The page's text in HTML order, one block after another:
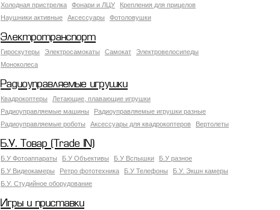
Холодная пристрелка
Фонари и ЛЦУ
Крепления для прицелов
Наушники активные
Аксессуары Фотоловушки
Электротранспорт
Гироскутеры Электросамокаты Самокат
Электровелосипеды
Моноколеса
Радиоуправляемые игрушки
Квадрокоптеры
Летающие, плавающие игрушки
Радиоуправляемые машины
Радиоуправляемые игрушки разные
Радиоуправляемые роботы
Аксессуары для квадрокоптеров Вертолеты
Б.У. Товар (Trade IN)
Б.У Фотоаппараты Б.У Объективы Б.У Вспышки
Б.У разное
Б.У Видеокамеры
Ретро фототехника Б.У Телефоны
Б.У. Экшн камеры
Б.У. Студийное оборудование
Игры и приставки